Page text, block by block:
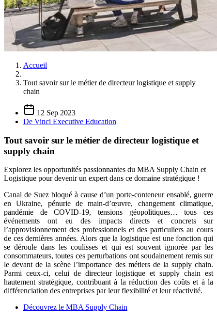
Accueil
Tout savoir sur le métier de directeur logistique et supply
chain
12 Sep 2023
De Vinci Executive Education
Tout savoir sur le métier de directeur logistique et
supply chain
Explorez les opportunités passionnantes du MBA Supply Chain et
Logistique pour devenir un expert dans ce domaine stratégique !
Canal de Suez bloqué à cause d’un porte-conteneur ensablé, guerre
en Ukraine, pénurie de main-d’œuvre, changement climatique,
pandémie de COVID-19, tensions géopolitiques… tous ces
événements ont eu des impacts directs et concrets sur
l’approvisionnement des professionnels et des particuliers au cours
de ces dernières années. Alors que la logistique est une fonction qui
se déroule dans les coulisses et qui est souvent ignorée par les
consommateurs, toutes ces perturbations ont soudainement remis sur
le devant de la scène l’importance des métiers de la supply chain.
Parmi ceux-ci, celui de directeur logistique et supply chain est
hautement stratégique, contribuant à la réduction des coûts et à la
différenciation des entreprises par leur flexibilité et leur réactivité.
Découvrez le MBA Supply Chain